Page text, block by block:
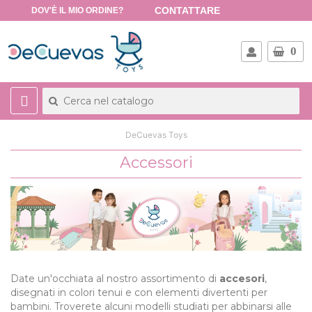
DOV'È IL MIO ORDINE? CONTATTARE
0
DeCuevas Toys
Accessori
Date un'occhiata al nostro assortimento di accesori,
disegnati in colori tenui e con elementi divertenti per
bambini. Troverete alcuni modelli studiati per abbinarsi alle